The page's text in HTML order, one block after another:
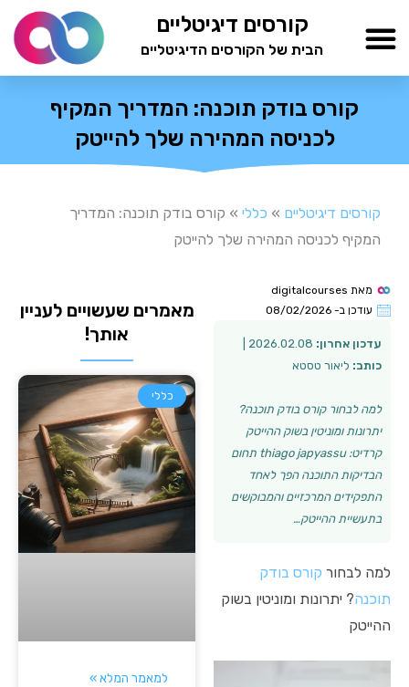
לתוכן
קורסים דיגיטליים
הבית של הקורסים הדיגיטליים
קורס בודק תוכנה: המדריך המקיף
לכניסה המהירה שלך להייטק
קורסים דיגיטליים » כללי » קורס בודק תוכנה: המדריך
המקיף לכניסה המהירה שלך להייטק
מאת
עודכן ב- 08/02/2026
עדכון אחרון:
כותב: ליאור טסטא
למה לבחור קורס בודק תוכנה?
יתרונות ומוניטין בשוק ההייטק
קרדיט: thiago japyassu תחום
הבדיקות התוכנה הפך לאחד
התפקידים המרכזיים והמבוקשים
בתעשיית ההייטק…
למה לבחור קורס בודק
תוכנה? יתרונות ומוניטין בשוק
ההייטק
מאמרים שעשויים לעניין
אותך!
כללי
למאמר המלא »